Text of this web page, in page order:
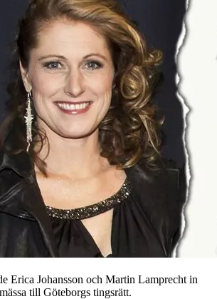
Erica Johansson och Martin Lamprecht in
till Göteborgs tingsrätt.